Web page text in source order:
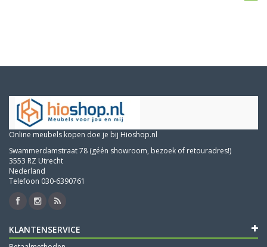
Online meubels kopen doe je bij Hioshop.nl
Swammerdamstraat 78 (géén showroom, bezoek of retouradres!)
3553 RZ Utrecht
Nederland
Telefoon 030-6390761
KLANTENSERVICE